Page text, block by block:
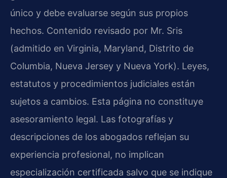
único y debe evaluarse según sus propios
hechos. Contenido revisado por Mr. Sris
(admitido en Virginia, Maryland, Distrito de
Columbia, Nueva Jersey y Nueva York). Leyes,
estatutos y procedimientos judiciales están
sujetos a cambios. Esta página no constituye
asesoramiento legal. Las fotografías y
descripciones de los abogados reflejan su
experiencia profesional, no implican
especialización certificada salvo que se indique